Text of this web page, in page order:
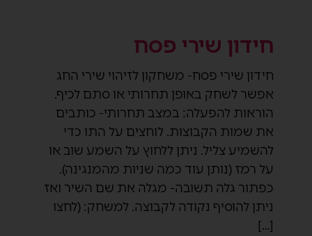
חידון שירי פסח
חידון שירי פסח- משחקון לזיהוי שירי החג
אפשר לשחק באופן תחרותי או סתם לכיף.
הוראות להפעלה: במצב תחרותי- כותבים
את שמות הקבוצות. לוחצים על התו כדי
להשמיע צליל. ניתן ללחוץ על השמע שוב או
על רמז (נותן עוד כמה שניות מהמנגינה).
כפתור גלה תשובה- מגלה את שם השיר ואז
ניתן להוסיף נקודה לקבוצה. למשחק: (לחצו
[…]